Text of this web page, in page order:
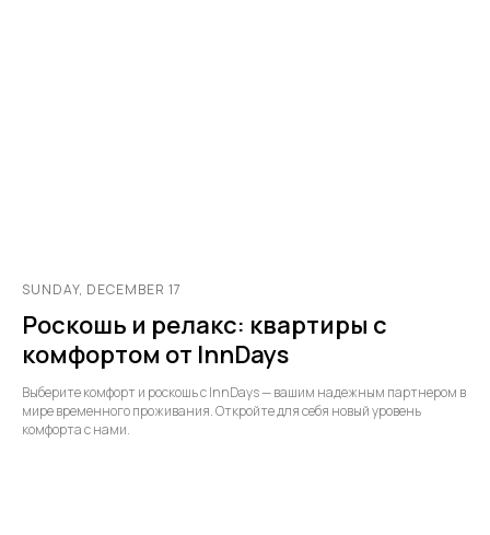
SUNDAY, DECEMBER 17
Роскошь и релакс: квартиры с
комфортом от InnDays
Выберите комфорт и роскошь с InnDays — вашим надежным партнером в
мире временного проживания. Откройте для себя новый уровень
комфорта с нами.